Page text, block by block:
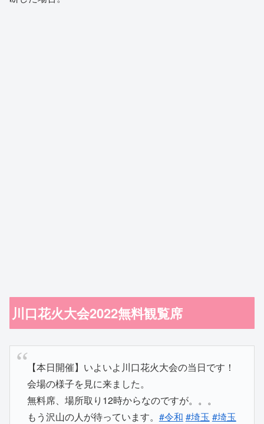
川口花火大会2022無料観覧席
【本日開催】いよいよ川口花火大会の当日です！
会場の様子を見に来ました。
無料席、場所取り12時からなのですが。。。
もう沢山の人が待っています。 #令和 #埼玉 #埼玉